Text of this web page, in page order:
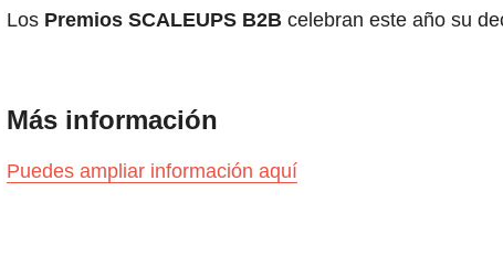
Los Premios SCALEUPS B2B celebran este año su
Más información
Puedes ampliar información aquí